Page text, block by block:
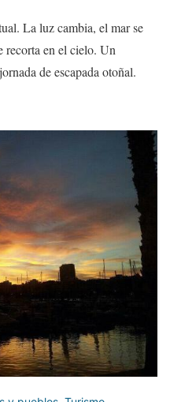
La luz cambia, el mar se
recorta en el cielo. Un
de escapada otoñal.